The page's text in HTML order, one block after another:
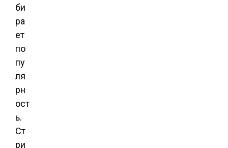
би
ра
ет
по
пу
ля
рн
ост
ь.
Ст
ри